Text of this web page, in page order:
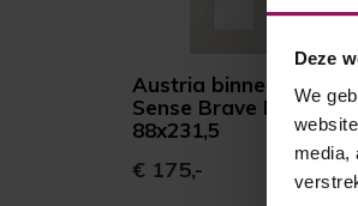
Deze
We
media,
Austria binnendeur
Sense Brave H803
88x231,5
€ 175,-